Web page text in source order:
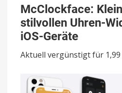
Kleine
App
mit
stilvollen
Uhren-
Widgets
für
iOS-
Geräte
McClockface:
stilvollen Uhren-
iOS-Geräte
Aktuell vergünstigt für 1,99